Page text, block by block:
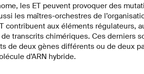
les ET peuvent provoquer des
les maîtres-orchestres de
contribuent aux éléments régulateurs,
transcrits chimériques. Ces derniers
de deux gènes différents ou de deux
d’ARN hybride.